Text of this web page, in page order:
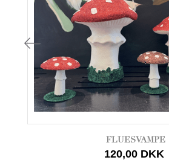
FLUESVAMPE
120,00 DKK